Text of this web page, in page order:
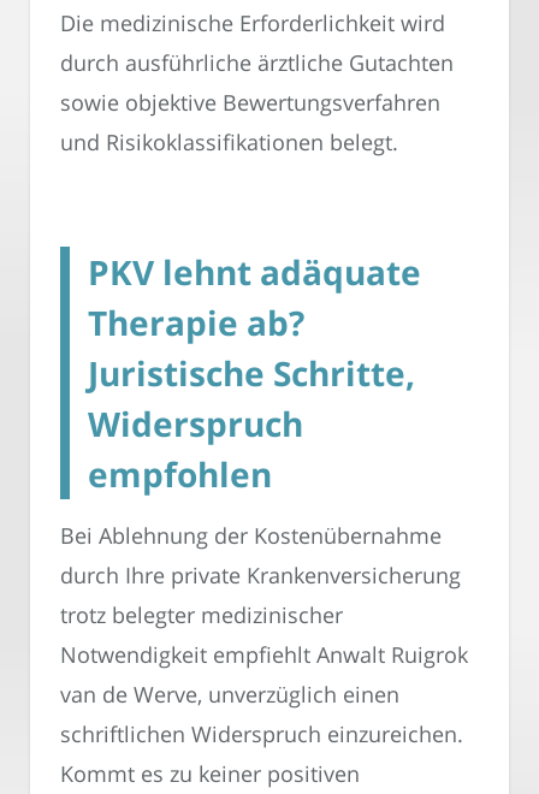
Die medizinische Erforderlichkeit wird
durch ausführliche ärztliche Gutachten
sowie objektive Bewertungsverfahren
und Risikoklassifikationen belegt.
PKV lehnt adäquate
Therapie ab?
Juristische Schritte,
Widerspruch
empfohlen
Bei Ablehnung der Kostenübernahme
durch Ihre private Krankenversicherung
trotz belegter medizinischer
Notwendigkeit empfiehlt Anwalt Ruigrok
van de Werve, unverzüglich einen
schriftlichen Widerspruch einzureichen.
Kommt es zu keiner positiven